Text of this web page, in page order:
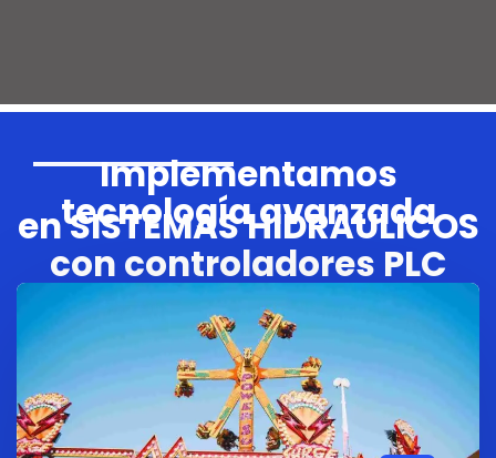
Implementamos
tecnología avanzada
en SISTEMAS HIDRÁULICOS
con controladores PLC